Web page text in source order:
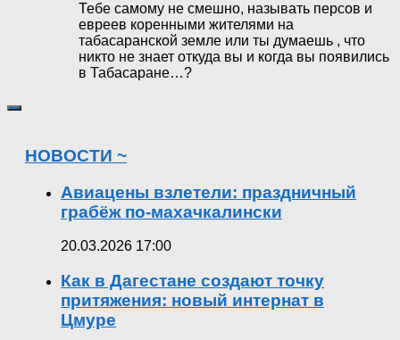
Тебе самому не смешно, называть персов и
евреев коренными жителями на
табасаранской земле или ты думаешь , что
никто не знает откуда вы и когда вы появились
в Табасаране…?
НОВОСТИ ~
Авиацены взлетели: праздничный
грабёж по-махачкалински
20.03.2026 17:00
Как в Дагестане создают точку
притяжения: новый интернат в
Цмуре